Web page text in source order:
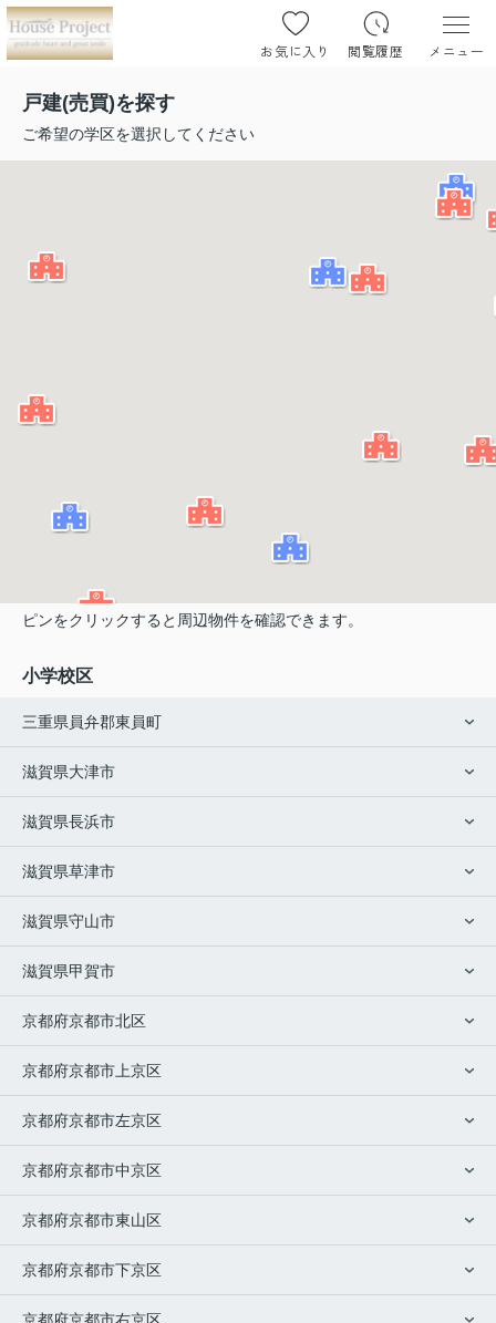
お気に入り 閲覧履歴 メニュー
戸建(売買)を探す
ご希望の学区を選択してください
ピンをクリックすると周辺物件を確認できます。
小学校区
三重県員弁郡東員町
滋賀県大津市
滋賀県長浜市
滋賀県草津市
滋賀県守山市
滋賀県甲賀市
京都府京都市北区
京都府京都市上京区
京都府京都市左京区
京都府京都市中京区
京都府京都市東山区
京都府京都市下京区
京都府京都市右京区